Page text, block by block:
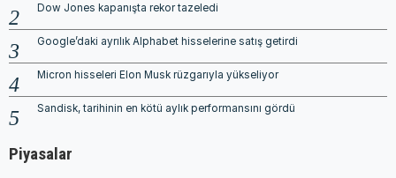
Dow Jones kapanışta rekor tazeledi
Google’daki ayrılık Alphabet hisselerine satış getirdi
Micron hisseleri Elon Musk rüzgarıyla yükseliyor
Sandisk, tarihinin en kötü aylık performansını gördü
Piyasalar